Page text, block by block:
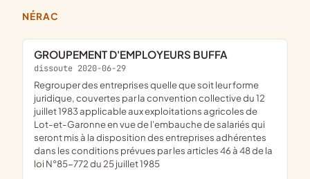
NÉRAC
GROUPEMENT D'EMPLOYEURS BUFFA
dissoute 2020-06-29
regrouper des entreprises quelle que soit leur forme
juridique, couvertes par la convention collective du 12
juillet 1983 applicable aux exploitations agricoles de
Lot-et-Garonne en vue de l'embauche de salariés qui
seront mis à la disposition des entreprises adhérentes
dans les conditions prévues par les articles 46 à 48 de la
loi N°85-772 du 25 juillet 1985